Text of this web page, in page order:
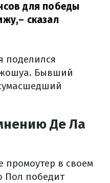
для победы
– сказал
поделился
Бывший
Де Ла
в своем
Пол победит